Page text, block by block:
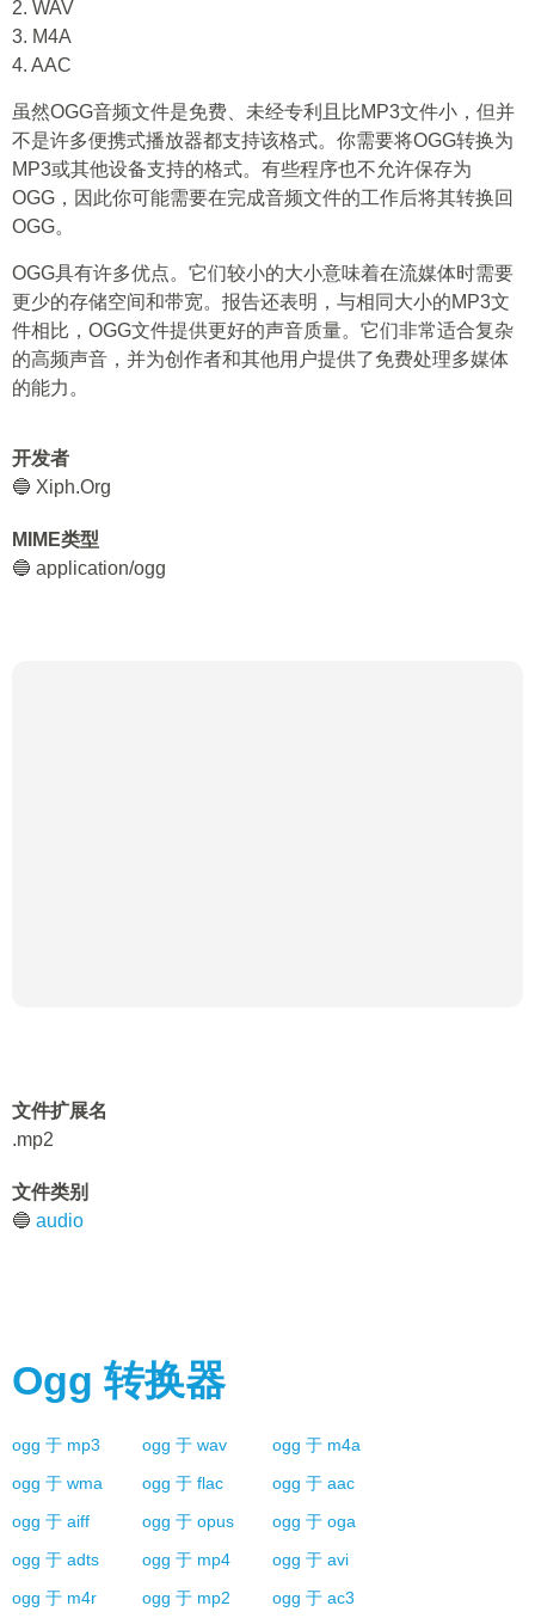
2. WAV
3. M4A
4. AAC
虽然OGG音频文件是免费、未经专利且比MP3文件小，但并
不是许多便携式播放器都支持该格式。你需要将OGG转换为
MP3或其他设备支持的格式。有些程序也不允许保存为
OGG，因此你可能需要在完成音频文件的工作后将其转换回
OGG。
OGG具有许多优点。它们较小的大小意味着在流媒体时需要
更少的存储空间和带宽。报告还表明，与相同大小的MP3文
件相比，OGG文件提供更好的声音质量。它们非常适合复杂
的高频声音，并为创作者和其他用户提供了免费处理多媒体
的能力。
开发者
🔵 Xiph.Org
MIME类型
🔵 application/ogg
文件扩展名
.mp2
文件类别
🔵 audio
Ogg 转换器
ogg 于 mp3 ogg 于 wav ogg 于 m4a
ogg 于 wma ogg 于 flac ogg 于 aac
ogg 于 aiff ogg 于 opus ogg 于 oga
ogg 于 adts ogg 于 mp4 ogg 于 avi
ogg 于 m4r ogg 于 mp2 ogg 于 ac3